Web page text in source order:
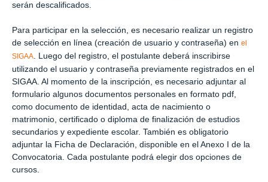
serán descalificados.
Para participar en la selección, es necesario realizar un registro
de selección en línea (creación de usuario y contraseña) en el
SIGAA . Luego del registro, el postulante deberá inscribirse
utilizando el usuario y contraseña previamente registrados en el
SIGAA. Al momento de la inscripción, es necesario adjuntar al
formulario algunos documentos personales en formato pdf,
como documento de identidad, acta de nacimiento o
matrimonio, certificado o diploma de finalización de estudios
secundarios y expediente escolar. También es obligatorio
adjuntar la Ficha de Declaración, disponible en el Anexo I de la
Convocatoria. Cada postulante podrá elegir dos opciones de
cursos.